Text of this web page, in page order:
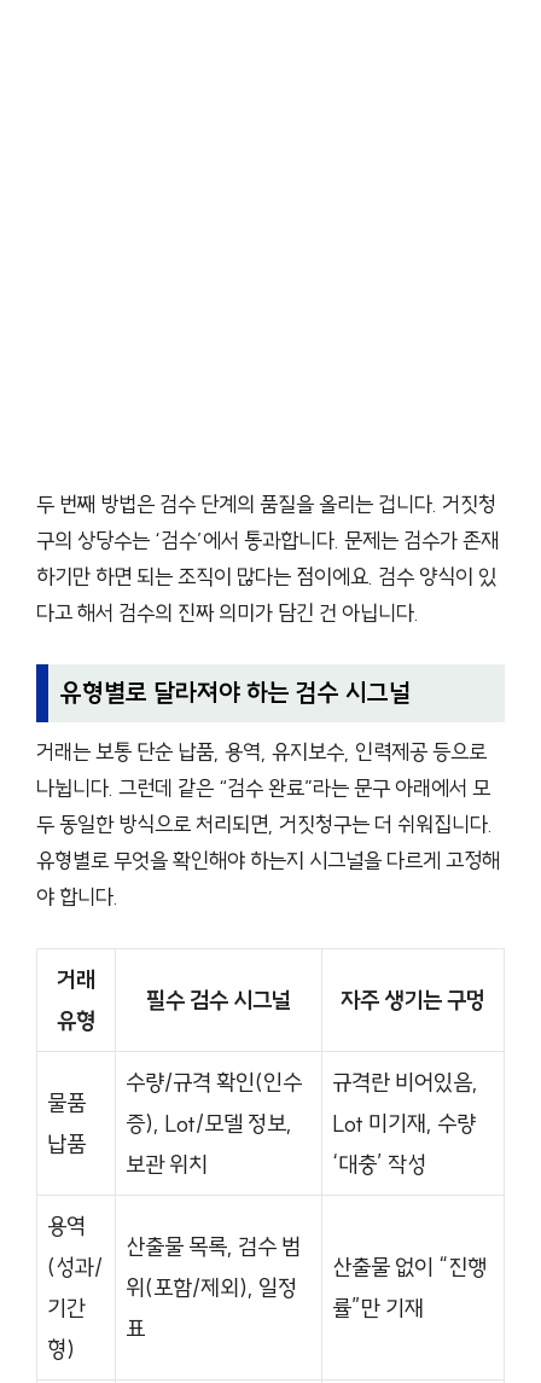
두 번째 방법은 검수 단계의 품질을 올리는 겁니다. 거짓청
구의 상당수는 ‘검수’에서 통과합니다. 문제는 검수가 존재
하기만 하면 되는 조직이 많다는 점이에요. 검수 양식이 있
다고 해서 검수의 진짜 의미가 담긴 건 아닙니다.
유형별로 달라져야 하는 검수 시그널
거래는 보통 단순 납품, 용역, 유지보수, 인력제공 등으로
나뉩니다. 그런데 같은 “검수 완료”라는 문구 아래에서 모
두 동일한 방식으로 처리되면, 거짓청구는 더 쉬워집니다.
유형별로 무엇을 확인해야 하는지 시그널을 다르게 고정해
야 합니다.
거래
유형
필수 검수 시그널 자주 생기는 구멍
물품
납품
수량/규격 확인(인수
증), Lot/모델 정보,
보관 위치
규격란 비어있음,
Lot 미기재, 수량
‘대충’ 작성
용역
(성과/
기간
형)
산출물 목록, 검수 범
위(포함/제외), 일정
표
산출물 없이 “진행
률”만 기재